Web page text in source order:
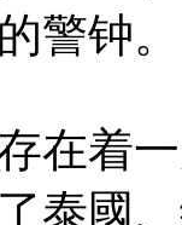
警钟。
在着
泰國